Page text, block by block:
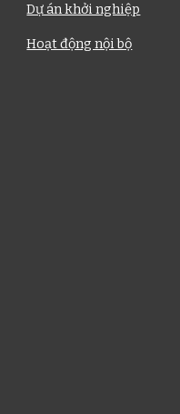
Dự án khởi nghiệp
Hoạt động nội bộ